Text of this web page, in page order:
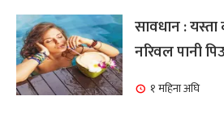
सावधान :
नरिवल पानी
१ महिना अघि